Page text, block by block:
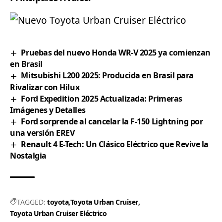
Pruebas del nuevo Honda WR-V 2025 ya comienzan
en Brasil
Mitsubishi L200 2025: Producida en Brasil para
Rivalizar con Hilux
Ford Expedition 2025 Actualizada: Primeras
Imágenes y Detalles
Ford sorprende al cancelar la F-150 Lightning por
una versión EREV
Renault 4 E-Tech: Un Clásico Eléctrico que Revive la
Nostalgia
TAGGED: toyota Toyota Urban Cruiser
Toyota Urban Cruiser Eléctrico